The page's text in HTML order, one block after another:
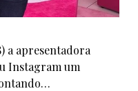
a apresentadora
Instagram um